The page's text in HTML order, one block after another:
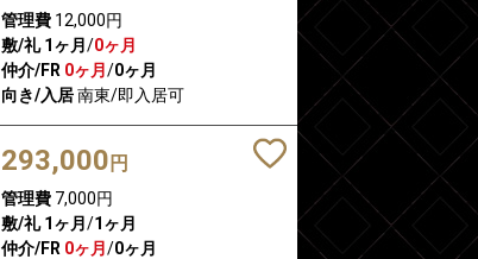
管理費12,000円
敷/礼 1ヶ月 /0ヶ月
仲介/FR 0ヶ月 /0ヶ月
向き/入居南東/即入居可
293,000 円
管理費7,000円
敷/礼 1ヶ月 /1ヶ月
仲介/FR 0ヶ月 /0ヶ月